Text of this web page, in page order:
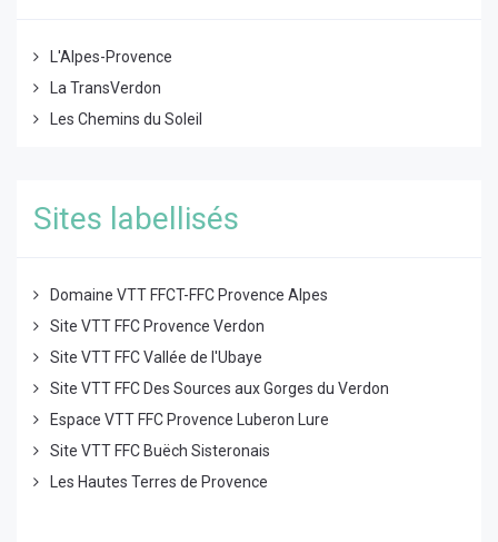
L'Alpes-Provence
La TransVerdon
Les Chemins du Soleil
Sites labellisés
Domaine VTT FFCT-FFC Provence Alpes
Site VTT FFC Provence Verdon
Site VTT FFC Vallée de l'Ubaye
Site VTT FFC Des Sources aux Gorges du Verdon
Espace VTT FFC Provence Luberon Lure
Site VTT FFC Buëch Sisteronais
Les Hautes Terres de Provence